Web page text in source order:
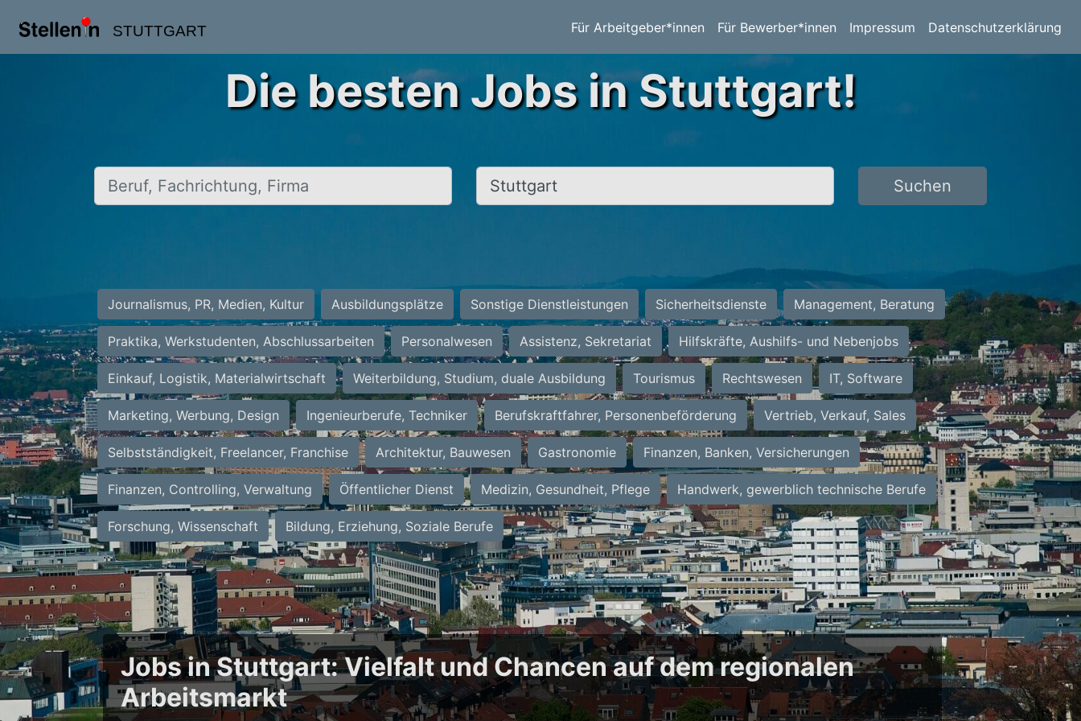
STUTTGART Für Arbeitgeber*innen Für Bewerber*innen Impressum Datenschutzerklärung
Die besten Jobs in Stuttgart!
Beruf, Fachrichtung, Firma Ort, Stadt Suchen
Journalismus, PR, Medien, Kultur Ausbildungsplätze Sonstige Dienstleistungen Sicherheitsdienste Management, Beratung
Praktika, Werkstudenten, Abschlussarbeiten Personalwesen Assistenz, Sekretariat Hilfskräfte, Aushilfs- und Nebenjobs
Einkauf, Logistik, Materialwirtschaft Weiterbildung, Studium, duale Ausbildung Tourismus Rechtswesen IT, Software
Marketing, Werbung, Design Ingenieurberufe, Techniker Berufskraftfahrer, Personenbeförderung Vertrieb, Verkauf, Sales
Selbstständigkeit, Freelancer, Franchise Architektur, Bauwesen Gastronomie Finanzen, Banken, Versicherungen
Finanzen, Controlling, Verwaltung Öffentlicher Dienst Medizin, Gesundheit, Pflege Handwerk, gewerblich technische Berufe
Forschung, Wissenschaft Bildung, Erziehung, Soziale Berufe
Jobs in Stuttgart: Vielfalt und Chancen auf dem regionalen
Arbeitsmarkt